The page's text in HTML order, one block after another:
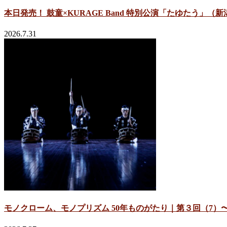
本日発売！ 鼓童×KURAGE Band 特別公演「たゆたう」（新
2026.7.31
モノクローム、モノプリズム 50年ものがたり｜第３回（7）〜